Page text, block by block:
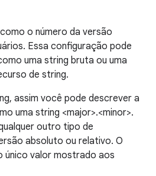
o número da versão
Essa configuração pode
uma string bruta ou uma
de string.
assim você pode descrever a
uma string <major>.<minor>.
outro tipo de
absoluto ou relativo. O
único valor mostrado aos